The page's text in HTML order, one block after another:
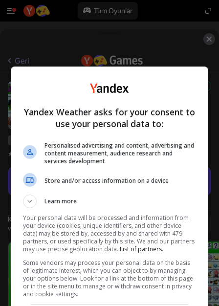
Tüm Oyunlar
Geri
Mahjong Plants Versus Zombies
MicroEX
Masa Oyunları
4,0 Oyuncu değerlendirmeleri
Oyna
Kullanıcı adı ile giriş yapmanız, oyunda ulaştığınız düzeyi
ve tüm başarılarınızı kaydetmenizi sağlar
Giriş yap
Yandex Weather asks for your consent to
use your personal data to:
Personalised advertising and content, advertising and
content measurement, audience research and
services development
Store and/or access information on a device
Learn more
Your personal data will be processed and information from
your device (cookies, unique identifiers, and other device
data) may be stored by, accessed by and shared with 479
partners, or used specifically by this site. We and our partners
may use precise geolocation data. List of partners.
Some vendors may process your personal data on the basis
of legitimate interest, which you can object to by managing
your options below. Look for a link at the bottom of this page
or in the site menu to manage or withdraw consent in privacy
and cookie settings.